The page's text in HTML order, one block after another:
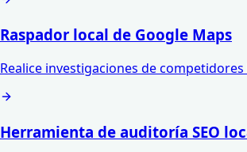
Raspador local de Google Maps
Realice investigaciones de
Herramienta de auditoría SEO